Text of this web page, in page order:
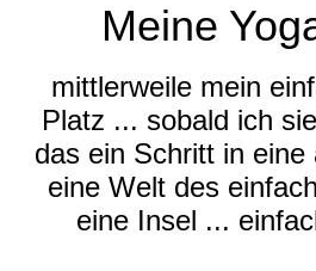
Meine
mittlerweile mein
Platz ... sobald ich
das ein Schritt in eine
eine Welt des
eine Insel ...